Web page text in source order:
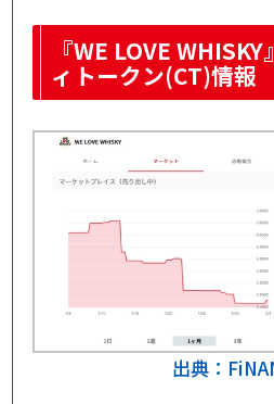
『WE LOVE
ィトークン(CT)情報
出典：